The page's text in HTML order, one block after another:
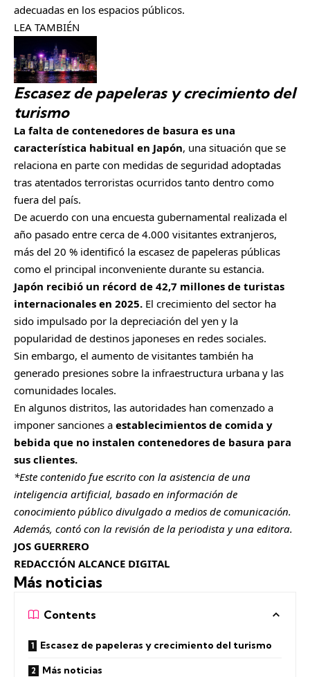
adecuadas en los espacios públicos.
LEA TAMBIÉN
Escasez de papeleras y crecimiento del
turismo
La falta de contenedores de basura es una
característica habitual en Japón, una situación que se
relaciona en parte con medidas de seguridad adoptadas
tras atentados terroristas ocurridos tanto dentro como
fuera del país.
De acuerdo con una encuesta gubernamental realizada el
año pasado entre cerca de 4.000 visitantes extranjeros,
más del 20 % identificó la escasez de papeleras públicas
como el principal inconveniente durante su estancia.
Japón recibió un récord de 42,7 millones de turistas
internacionales en 2025. El crecimiento del sector ha
sido impulsado por la depreciación del yen y la
popularidad de destinos japoneses en redes sociales.
Sin embargo, el aumento de visitantes también ha
generado presiones sobre la infraestructura urbana y las
comunidades locales.
En algunos distritos, las autoridades han comenzado a
imponer sanciones a establecimientos de comida y
bebida que no instalen contenedores de basura para
sus clientes.
*Este contenido fue escrito con la asistencia de una
inteligencia artificial, basado en información de
conocimiento público divulgado a medios de comunicación.
Además, contó con la revisión de la periodista y una editora.
JOS GUERRERO
REDACCIÓN ALCANCE DIGITAL
Más noticias
Contents
Escasez de papeleras y crecimiento del turismo
Más noticias